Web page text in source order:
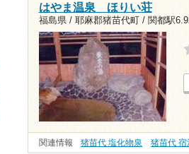
はやま温泉 ほりい荘
福島県 / 耶麻郡猪苗代町 / 関都駅
関連情報 猪苗代 塩化物泉 猪苗代 宿